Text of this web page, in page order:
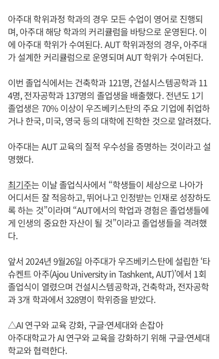
아주대 학위과정 학과의 경우 모든 수업이 영어로 진행되
며, 아주대 해당 학과의 커리큘럼을 바탕으로 운영된다. 이
에 아주대 학위가 수여된다. AUT 학위과정의 경우, 아주대
가 설계한 커리큘럼으로 운영되며 AUT 학위가 수여된다.
이번 졸업식에서는 건축학과 121명, 건설시스템공학과 11
4명, 전자공학과 137명의 졸업생을 배출했다. 전년도 1기
졸업생은 70% 이상이 우즈베키스탄의 주요 기업에 취업하
거나 한국, 미국, 영국 등의 대학에 진학한 것으로 알려졌다.
아주대는 AUT 교육의 질적 우수성을 증명하는 것이라고 설
명했다.
최기주는 이날 졸업식사에서 “학생들이 세상으로 나아가
어디서든 잘 적응하고, 뛰어나고 인정받는 인재로 성장하도
록 하는 것”이라며 “AUT에서의 학업과 경험은 졸업생들에
게 인생의 중요한 자산이 될 것”이라고 졸업생들을 격려했
다.
앞서 2024년 9월26일 아주대가 우즈베키스탄에 설립한 ‘타
슈켄트 아주(Ajou University in Tashkent, AUT)’에서 1회
졸업식이 열렸으며 건설시스템공학과, 건축학과, 전자공학
과 3개 학과에서 328명이 학위증을 받았다.
△AI 연구와 교육 강화, 구글·연세대와 손잡아
아주대학교가 AI 연구와 교육을 강화하기 위해 구글·연세대
학교와 협력한다.